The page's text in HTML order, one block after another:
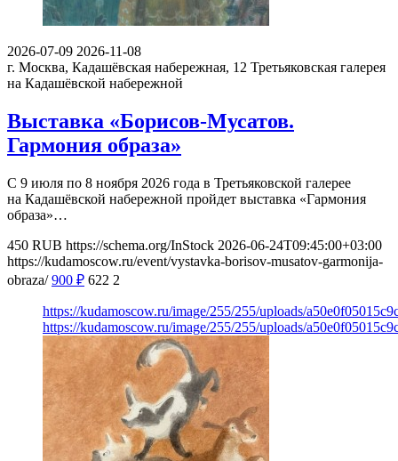
2026-07-09 2026-11-08
г. Москва, Кадашёвская набережная, 12 Третьяковская галерея
на Кадашёвской набережной
Выставка «Борисов-Мусатов.
Гармония образа»
С 9 июля по 8 ноября 2026 года в Третьяковской галерее
на Кадашёвской набережной пройдет выставка «Гармония
образа»…
450 RUB https://schema.org/InStock 2026-06-24T09:45:00+03:00
https://kudamoscow.ru/event/vystavka-borisov-musatov-garmonija-
obraza/ 900 ₽ 622 2
https://kudamoscow.ru/image/255/255/uploads/
https://kudamoscow.ru/image/255/255/uploads/